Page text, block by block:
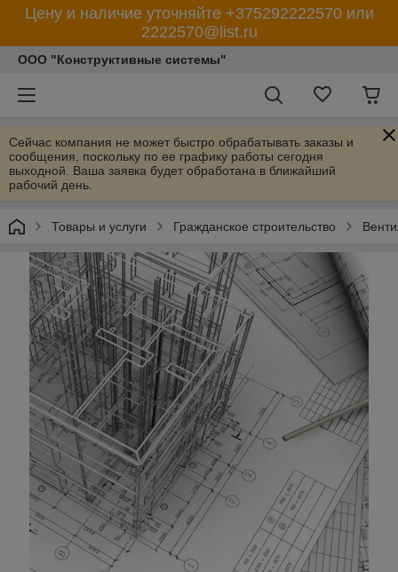
Цену и наличие уточняйте +375292222570 или
2222570@list.ru
ООО "Конструктивные системы"
Сейчас компания не может быстро обрабатывать заказы и
сообщения, поскольку по ее графику работы сегодня
выходной. Ваша заявка будет обработана в ближайший
рабочий день.
Товары и услуги Гражданское строительство